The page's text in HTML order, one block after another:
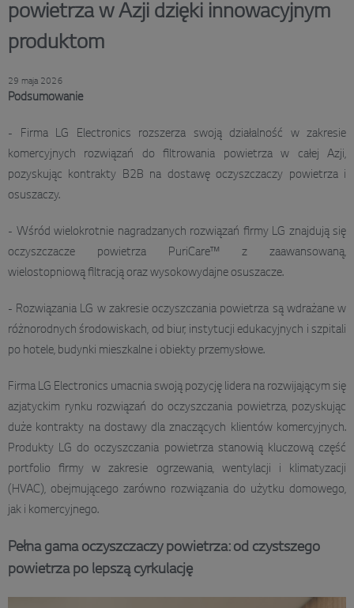
powietrza w Azji dzięki innowacyjnym
produktom
29 maja 2026
Podsumowanie
- Firma LG Electronics rozszerza swoją działalność w zakresie
komercyjnych rozwiązań do filtrowania powietrza w całej Azji,
pozyskując kontrakty B2B na dostawę oczyszczaczy powietrza i
osuszaczy.
- Wśród wielokrotnie nagradzanych rozwiązań firmy LG znajdują się
oczyszczacze powietrza PuriCare™ z zaawansowaną,
wielostopniową filtracją oraz wysokowydajne osuszacze.
- Rozwiązania LG w zakresie oczyszczania powietrza są wdrażane w
różnorodnych środowiskach, od biur, instytucji edukacyjnych i szpitali
po hotele, budynki mieszkalne i obiekty przemysłowe.
Firma LG Electronics umacnia swoją pozycję lidera na rozwijającym się
azjatyckim rynku rozwiązań do oczyszczania powietrza, pozyskując
duże kontrakty na dostawy dla znaczących klientów komercyjnych.
Produkty LG do oczyszczania powietrza stanowią kluczową część
portfolio firmy w zakresie ogrzewania, wentylacji i klimatyzacji
(HVAC), obejmującego zarówno rozwiązania do użytku domowego,
jak i komercyjnego.
Pełna gama oczyszczaczy powietrza: od czystszego
powietrza po lepszą cyrkulację